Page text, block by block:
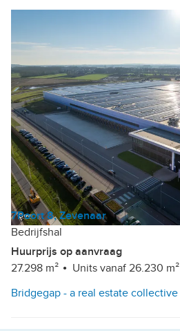
7Poort 8, Zevenaar
Bedrijfshal
Huurprijs op aanvraag
27.298 m²
Units vanaf 26.230 m²
Bridgegap - a real estate collective